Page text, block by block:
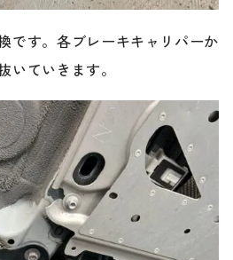
です。各ブレーキキャリパーか
いていきます。